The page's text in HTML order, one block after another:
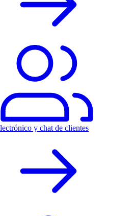
y chat de clientes